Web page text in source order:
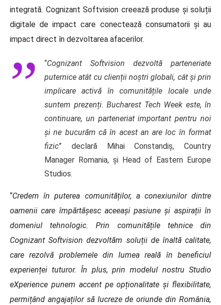
integrată. Cognizant Softvision creează produse și soluții
digitale de impact care conectează consumatorii și au
impact direct în dezvoltarea afacerilor.
“Cognizant Softvision dezvoltă parteneriate
puternice atât cu clienții noștri globali, cât și prin
implicare activă în comunitățile locale unde
suntem prezenți. Bucharest Tech Week este, în
continuare, un parteneriat important pentru noi
și ne bucurăm că în acest an are loc în format
fizic” declară Mihai Constandiș, Country
Manager Romania, și Head of Eastern Europe
Studios.
“Credem în puterea comunităților, a conexiunilor dintre
oamenii care împărtășesc aceeași pasiune și aspirații în
domeniul tehnologic. Prin comunitățile tehnice din
Cognizant Softvision dezvoltăm soluții de înaltă calitate,
care rezolvă problemele din lumea reală în beneficiul
experienței tuturor. În plus, prin modelul nostru Studio
eXperience punem accent pe opționalitate și flexibilitate,
permițând angajaților să lucreze de oriunde din România,